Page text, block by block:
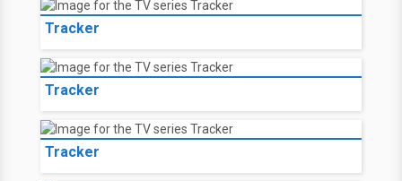
Tracker
Tracker
Tracker